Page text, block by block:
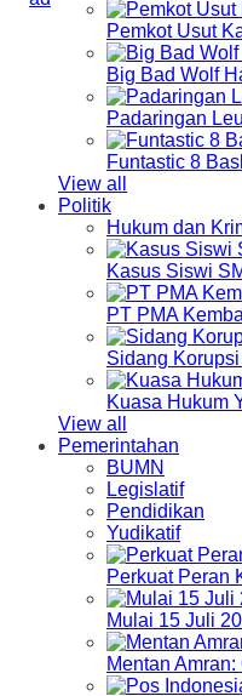
Pemkot Usut
Big Bad Wolf
Padaringan
Funtastic 8
View all
Politik
Hukum dan
Kasus Siswi
PT PMA
Sidang
Kuasa Hukum
View all
Pemerintahan
BUMN
Legislatif
Pendidikan
Yudikatif
Perkuat Peran
Mulai 15 Juli
Mentan